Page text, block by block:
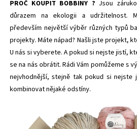
PROČ KOUPIT BOBBINY ? Jsou
důrazem na ekologii a udržitelnost.
především největší výběr různých typů
projekty. Máte nápad? Našli jste projekt,
U nás si vyberete. A pokud si nejste jistí,
se na nás obrátit. Rádi Vám pomůžeme s
nejvhodnější, stejně tak pokud si nejste
kombinovat nějaké odstíny.